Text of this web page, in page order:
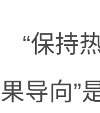
“保持
果导向”